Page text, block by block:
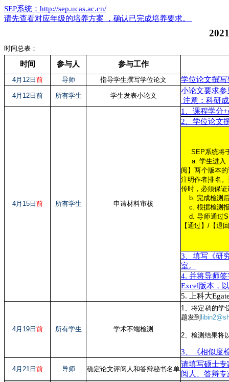
SEP系统：http://sep.ucas.ac.cn/
请先查看对应年级的培养方案 ，确认已完成培养要求。
时间总表： 答
时间 参与人 参与工作
4月12日 前 导师 指导学生撰写学位论文 学位论文撰
4月12日前 所有学生 学生发表小论文
小论文要求
注意：科研
4月15日 前 所有学生 申请材料审核
1、课程学分
2、学位论文
SEP系统将于
a. 学生进入【
阅】两个版本
注明作者排名
传时，必须保
b. 完成检测后
c. 根据检测报
d. 导师通过
【通过】/【退
3、填写《研
室。
4. 并将导师
Excel版本，
5. 上科大
4月19日 前 所有学生 学术不端检测
1、将定稿的学
题发到
2、检测结果将
3、《相似度
4月21日 前 导师 确定论文评阅人和答辩秘书名单
请填写硕士专
阅人、答辩